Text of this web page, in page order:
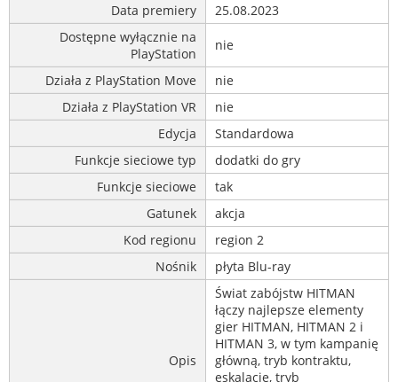
Data premiery
25.08.2023
Dostępne wyłącznie na
PlayStation
nie
Działa z PlayStation Move
nie
Działa z PlayStation VR
nie
Edycja
Standardowa
Funkcje sieciowe typ
dodatki do gry
Funkcje sieciowe
tak
Gatunek
akcja
Kod regionu
region 2
Nośnik
płyta Blu-ray
Opis
Świat zabójstw HITMAN
łączy najlepsze elementy
gier HITMAN, HITMAN 2 i
HITMAN 3, w tym kampanię
główną, tryb kontraktu,
eskalacje, tryb